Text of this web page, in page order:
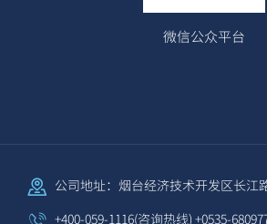
微信公众平台
公司地址：烟台经济技术开发区长江
+400-059-1116(咨询热线) +0535-